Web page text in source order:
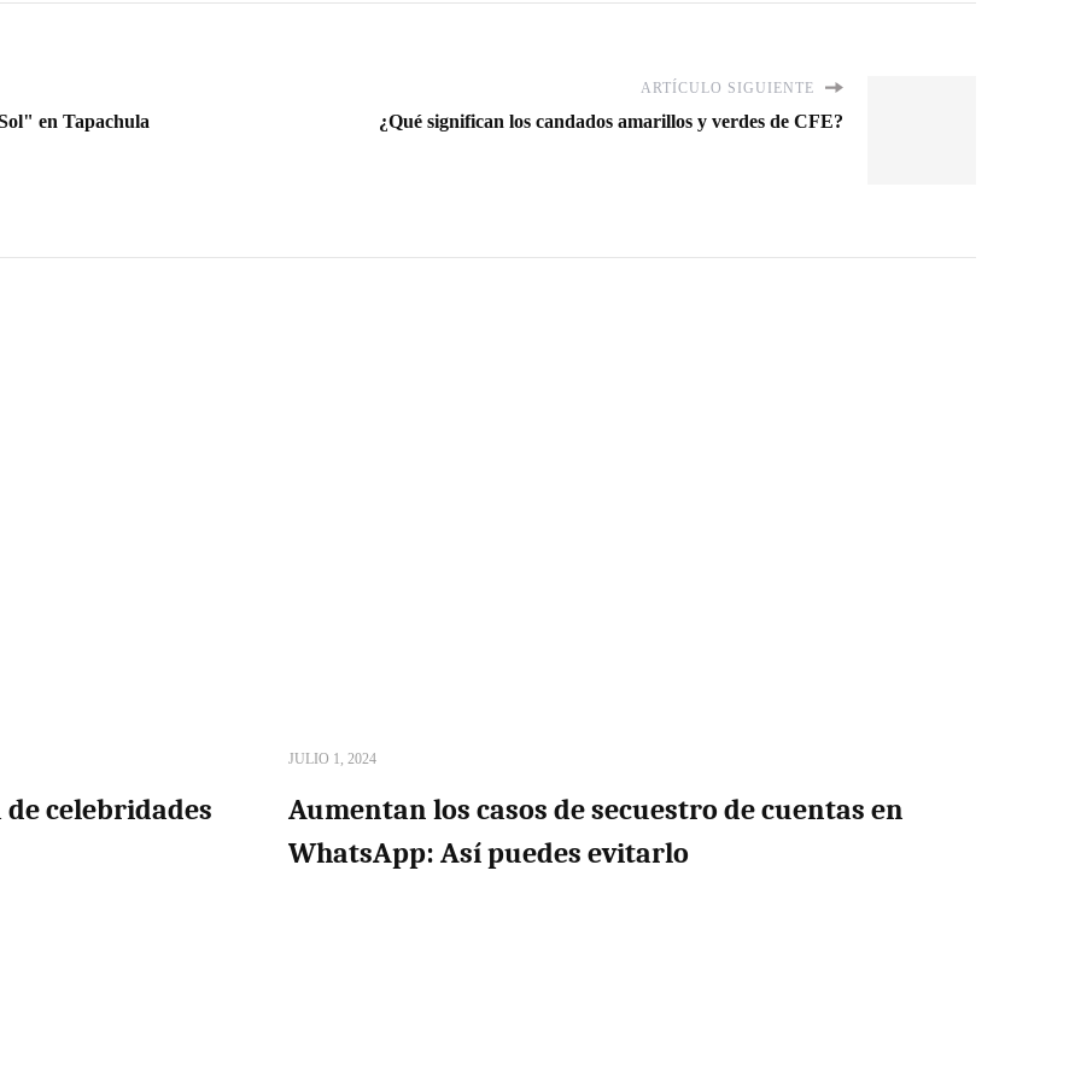
en Tapachula
ARTÍCULO SIGUIENTE
¿Qué significan los candados amarillos y verdes de CFE?
celebridades
JULIO 1, 2024
Aumentan los casos de secuestro de cuentas en
WhatsApp: Así puedes evitarlo